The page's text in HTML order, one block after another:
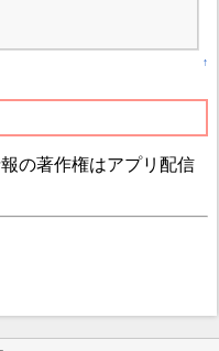
↑
の著作権はアプリ配信